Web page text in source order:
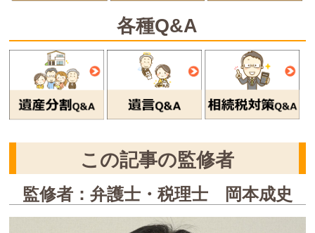
各種Q&A
この記事の監修者
監修者：弁護士・税理士 岡本成史